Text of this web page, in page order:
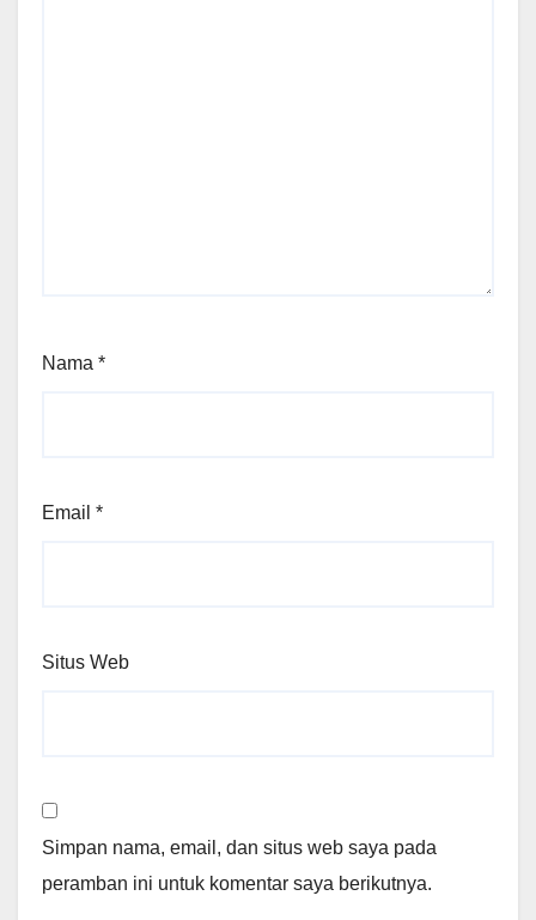
Nama *
Email *
Situs Web
Simpan nama, email, dan situs web saya pada
peramban ini untuk komentar saya berikutnya.